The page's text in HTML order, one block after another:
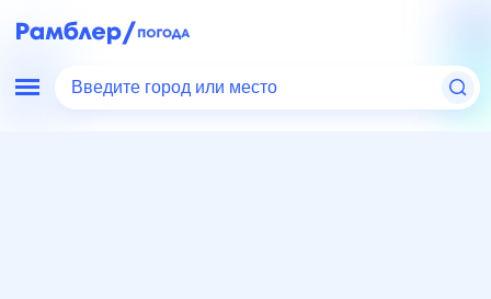
Введите город или место